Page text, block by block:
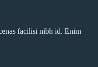
facilisi nibh id. Enim